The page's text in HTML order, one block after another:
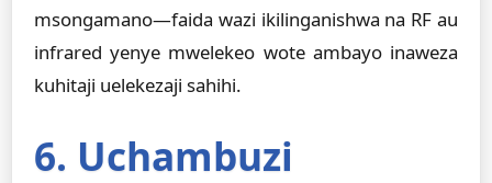
msongamano—faida wazi ikilinganishwa na RF au
infrared yenye mwelekeo wote ambayo inaweza
kuhitaji uelekezaji sahihi.
6. Uchambuzi